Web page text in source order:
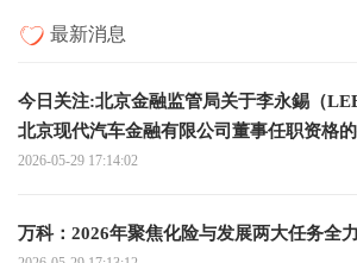
最新消息
今日关注:北京金融监管局关于李永錫（
北京现代汽车金融有限公司董事任职资格
2026-05-29 17:14:02
万科：2026年聚焦化险与发展两大任务全